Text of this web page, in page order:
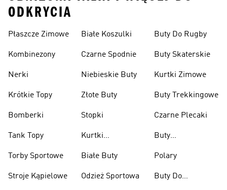
ODKRYCIA
Płaszcze Zimowe
Kombinezony
Nerki
Krótkie Topy
Bomberki
Tank Topy
Torby Sportowe
Stroje Kąpielowe
Białe Koszulki
Czarne Spodnie
Niebieskie Buty
Złote Buty
Stopki
Kurtki
Białe Buty
Odzież Sportowa
Buty Do Rugby
Buty Skaterskie
Kurtki Zimowe
Buty Trekkingowe
Czarne Plecaki
Buty
Polary
Buty Do